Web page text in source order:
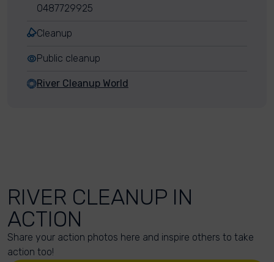
0487729925
Cleanup
Public cleanup
River Cleanup World
RIVER CLEANUP IN
ACTION
Share your action photos here and inspire others to take
action too!